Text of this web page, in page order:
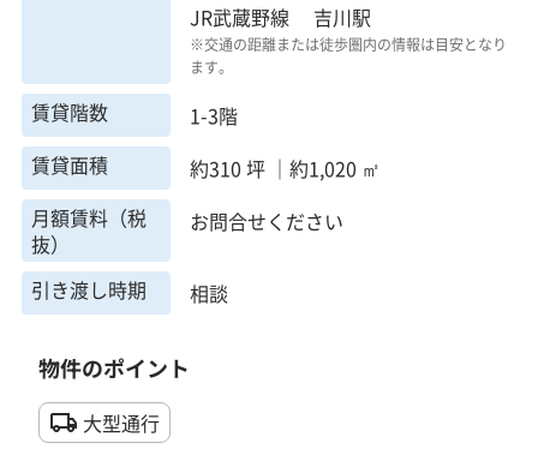
JR武蔵野線 吉川駅
※交通の距離または徒歩圏内の情報は目安となり
ます。
賃貸階数
1-3階
賃貸面積
約310 坪 ｜約1,020 ㎡
月額賃料（税
抜）
お問合せください
引き渡し時期 相談
物件のポイント
大型通行